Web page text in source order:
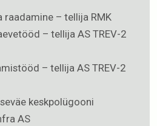
raadamine – tellija RMK
– tellija AS TREV-2
– tellija AS TREV-2
keskpolügooni
AS